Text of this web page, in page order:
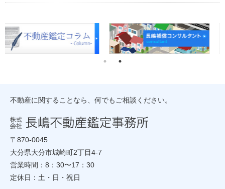
不動産に関することなら、何でもご相談ください。
〒870-0045
大分県大分市城崎町2丁目4-7
営業時間：8：30〜17：30
定休日：土・日・祝日